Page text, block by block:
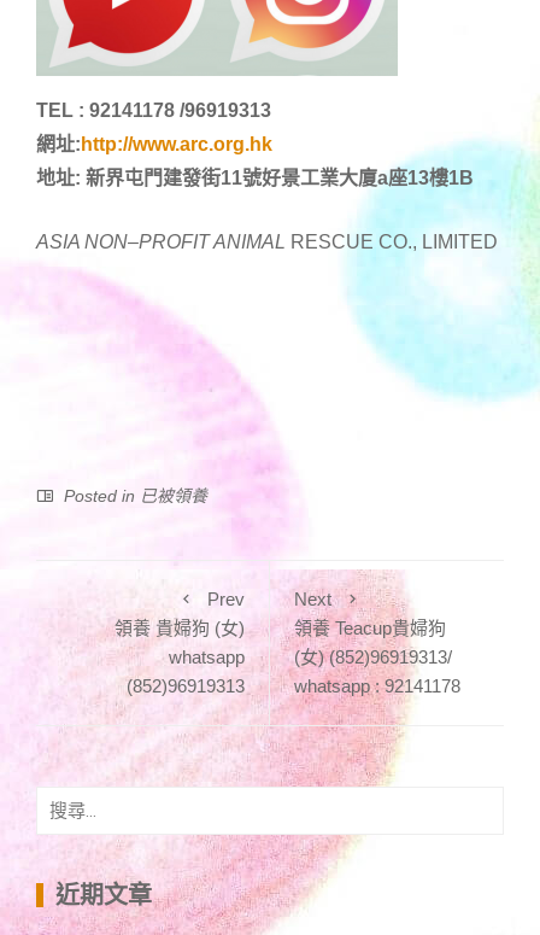
TEL : 92141178 /96919313
網址: http://www.arc.org.hk
地址: 新界屯門建發街11號好景工業大廈a座13樓1B
ASIA NON–PROFIT ANIMAL RESCUE CO., LIMITED
Posted in 已被領養
Prev
領養 貴婦狗 (女)
whatsapp
(852)96919313
Next
領養 Teacup貴婦狗
(女) (852)96919313/
whatsapp : 92141178
搜
鍵
字:
近期文章